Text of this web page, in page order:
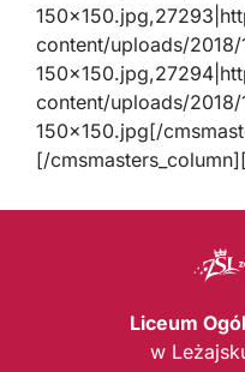
content/uploads/
content/uploads/
150×150.jpg[/
[/
Liceum
w